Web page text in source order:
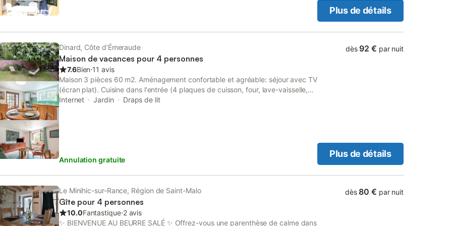
Plus de détails
Dinard, Côte d’Émeraude
Maison de vacances pour 4 personnes
7.6Bien⋅11 avis
Maison 3 pièces 60 m2. Aménagement confortable et agréable: séjour avec TV
(écran plat). Cuisine dans l'entrée (4 plaques de cuisson, four, lave-vaisselle,
grille-pain, bouilloire électrique, micro-ondes, cafetière électrique). À l'étage
TFX, TF1 Séries films et LCI ne sont pas disponibles dans ce logement.
Internet Jardin Draps de lit
Annulation gratuite
dès 92 € par nuit
Plus de détails
Le Minihic-sur-Rance, Région de Saint-Malo
Gîte pour 4 personnes
10.0Fantastique⋅2 avis
✨ BIENVENUE AU BEURRE SALÉ ✨ Offrez-vous une parenthèse de calme dans
dès 80 € par nuit